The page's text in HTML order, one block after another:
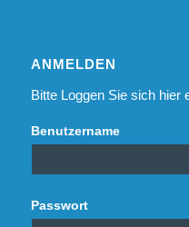
ANMELDEN
Bitte Loggen Sie sich hier
Benutzername
Passwort